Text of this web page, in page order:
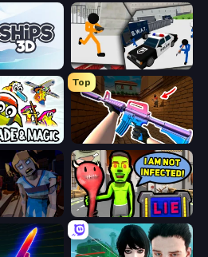
Stickman Prison: Counter Assault
& Magic
Top
KS Z
Resident Zombies: Horror Shooter I Am Not Infected!